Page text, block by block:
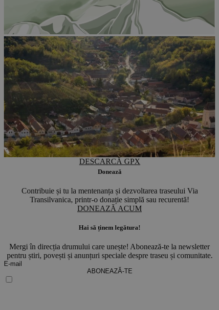
DESCARCĂ GPX
Donează
Contribuie și tu la mentenanța și dezvoltarea traseului Via
Transilvanica, printr-o donație simplă sau recurentă!
DONEAZĂ ACUM
Hai să ținem legătura!
Mergi în direcția drumului care unește! Abonează-te la newsletter
pentru știri, povești și anunțuri speciale despre traseu și comunitate.
ABONEAZĂ-TE